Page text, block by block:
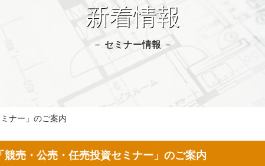
新着情報
－ セミナー情報 －
ナー」のご案内
「競売・公売・任売投資セミナー」のご案内